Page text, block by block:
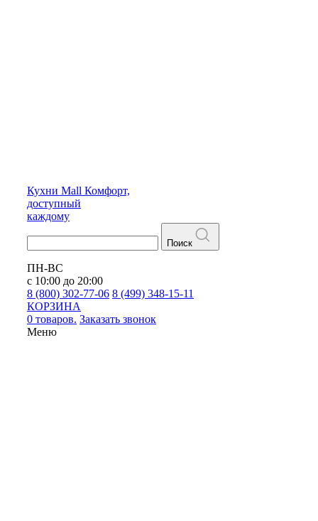
Кухни Mall Комфорт,
доступный
каждому
Поиск
ПН-ВС
с 10:00 до 20:00
8 (800) 302-77-06 8 (499) 348-15-11
КОРЗИНА
0 товаров. Заказать звонок
Меню